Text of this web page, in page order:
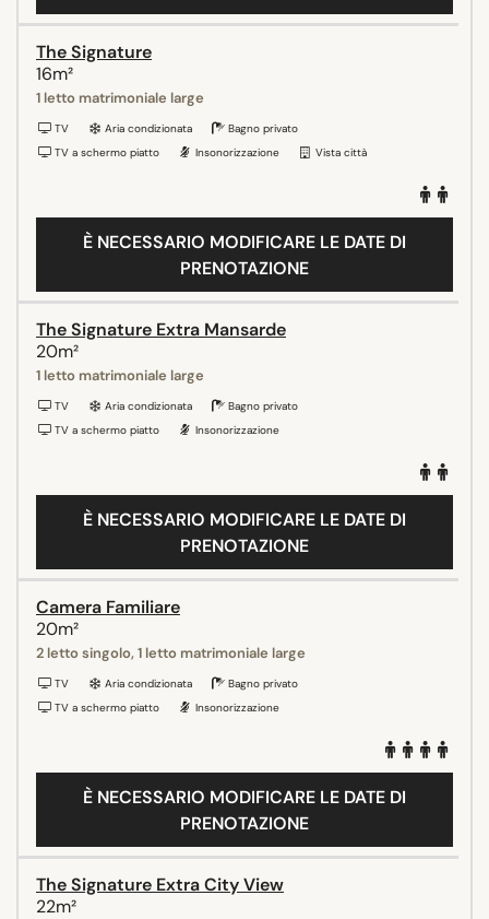
The Signature
16m²
1 letto matrimoniale large
TV Aria condizionata
Bagno privato
TV a schermo piatto
Insonorizzazione Vista città
È NECESSARIO MODIFICARE LE DATE DI
PRENOTAZIONE
The Signature Extra Mansarde
20m²
1 letto matrimoniale large
TV Aria condizionata
Bagno privato
TV a schermo piatto
Insonorizzazione
È NECESSARIO MODIFICARE LE DATE DI
PRENOTAZIONE
Camera Familiare
20m²
2 letto singolo, 1 letto matrimoniale large
TV Aria condizionata
Bagno privato
TV a schermo piatto
Insonorizzazione
È NECESSARIO MODIFICARE LE DATE DI
PRENOTAZIONE
The Signature Extra City View
22m²